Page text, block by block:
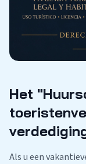
Het
Als u een